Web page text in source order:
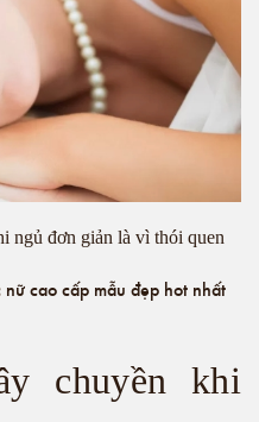
ngủ đơn giản là vì thói quen
nữ cao cấp mẫu đẹp hot nhất
chuyền khi